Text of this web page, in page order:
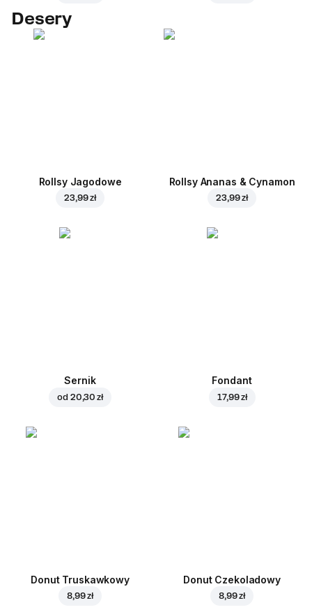
Desery
Rollsy Jagodowe
23,99 zł
Rollsy Ananas & Cynamon
23,99 zł
Sernik
od 20,30 zł
Fondant
17,99 zł
Donut Truskawkowy
8,99 zł
Donut Czekoladowy
8,99 zł